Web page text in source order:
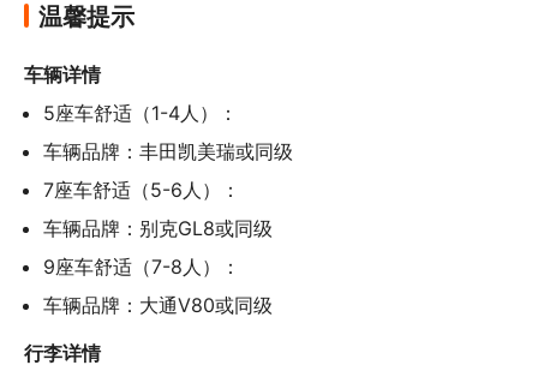
温馨提示
车辆详情
5座车舒适（1-4人）：
车辆品牌：丰田凯美瑞或同级
7座车舒适（5-6人）：
车辆品牌：别克GL8或同级
9座车舒适（7-8人）：
车辆品牌：大通V80或同级
行李详情